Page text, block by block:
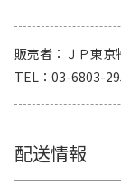
販売者
ＪＰ東
TEL
03-6803-
配送情報